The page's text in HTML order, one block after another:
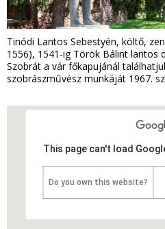
Tinódi Lantos Sebestyén, költő,
1556), 1541-ig Török Bálint lantos
Szobrát a vár főkapujánál
szobrászművész munkáját 1967.
This page can't load
Do you own this website?